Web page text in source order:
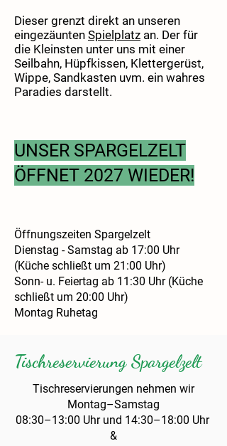
Dieser grenzt direkt an unseren
eingezäunten Spielplatz an. Der für
die Kleinsten unter uns mit einer
Seilbahn, Hüpfkissen, Klettergerüst,
Wippe, Sandkasten uvm. ein wahres
Paradies darstellt.
UNSER SPARGELZELT
ÖFFNET 2027 WIEDER!
Öffnungszeiten Spargelzelt
Dienstag - Samstag ab 17:00 Uhr
(Küche schließt um 21:00 Uhr)
Sonn- u. Feiertag ab 11:30 Uhr (Küche
schließt um 20:00 Uhr)
Montag Ruhetag
Tischreservierung Spargelzelt
Tischreservierungen nehmen wir
Montag–Samstag
08:30–13:00 Uhr und 14:30–18:00 Uhr
&